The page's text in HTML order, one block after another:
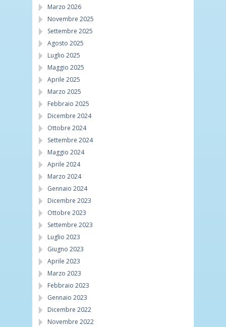
Marzo 2026
Novembre 2025
Settembre 2025
Agosto 2025
Luglio 2025
Maggio 2025
Aprile 2025
Marzo 2025
Febbraio 2025
Dicembre 2024
Ottobre 2024
Settembre 2024
Maggio 2024
Aprile 2024
Marzo 2024
Gennaio 2024
Dicembre 2023
Ottobre 2023
Settembre 2023
Luglio 2023
Giugno 2023
Aprile 2023
Marzo 2023
Febbraio 2023
Gennaio 2023
Dicembre 2022
Novembre 2022